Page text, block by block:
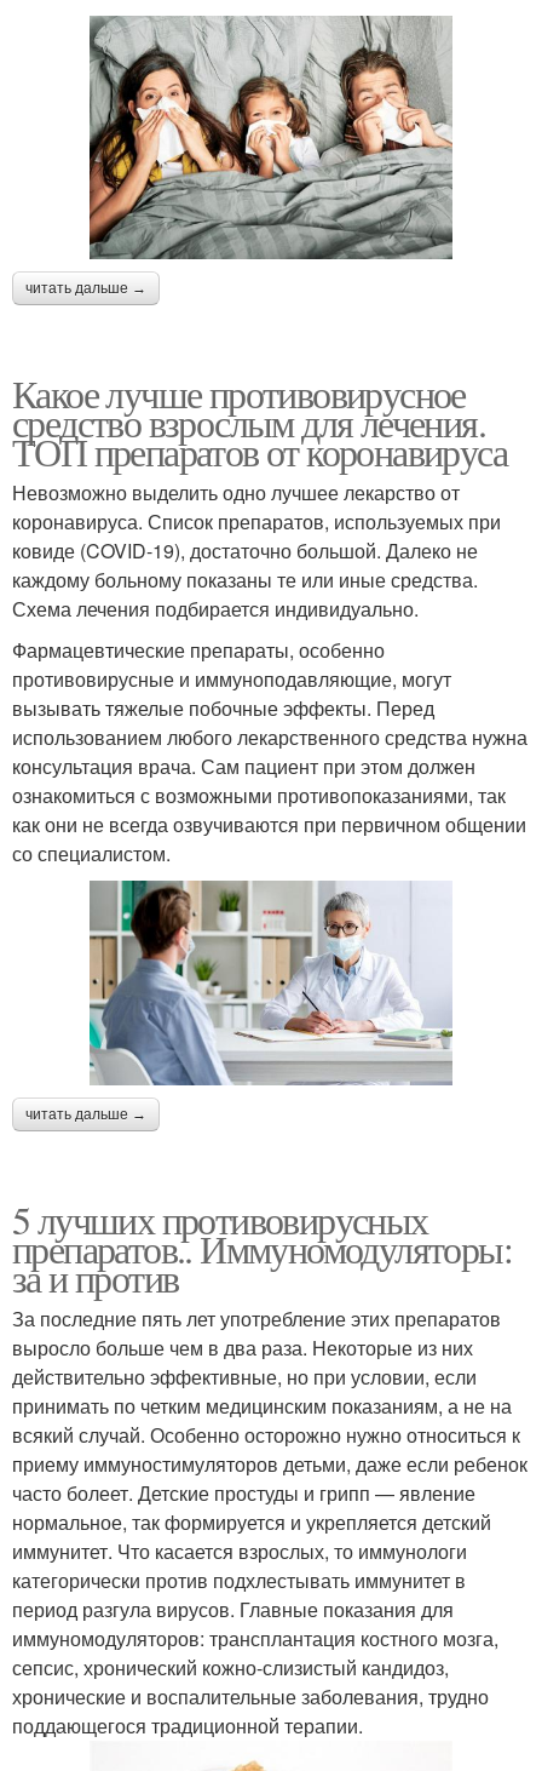
читать дальше →
Какое лучше противовирусное
средство взрослым для лечения.
ТОП препаратов от коронавируса
Невозможно выделить одно лучшее лекарство от
коронавируса. Список препаратов, используемых при
ковиде (COVID-19), достаточно большой. Далеко не
каждому больному показаны те или иные средства.
Схема лечения подбирается индивидуально.
Фармацевтические препараты, особенно
противовирусные и иммуноподавляющие, могут
вызывать тяжелые побочные эффекты. Перед
использованием любого лекарственного средства нужна
консультация врача. Сам пациент при этом должен
ознакомиться с возможными противопоказаниями, так
как они не всегда озвучиваются при первичном общении
со специалистом.
читать дальше →
5 лучших противовирусных
препаратов.. Иммуномодуляторы:
за и против
За последние пять лет употребление этих препаратов
выросло больше чем в два раза. Некоторые из них
действительно эффективные, но при условии, если
принимать по четким медицинским показаниям, а не на
всякий случай. Особенно осторожно нужно относиться к
приему иммуностимуляторов детьми, даже если ребенок
часто болеет. Детские простуды и грипп — явление
нормальное, так формируется и укрепляется детский
иммунитет. Что касается взрослых, то иммунологи
категорически против подхлестывать иммунитет в
период разгула вирусов. Главные показания для
иммуномодуляторов: трансплантация костного мозга,
сепсис, хронический кожно-слизистый кандидоз,
хронические и воспалительные заболевания, трудно
поддающегося традиционной терапии.